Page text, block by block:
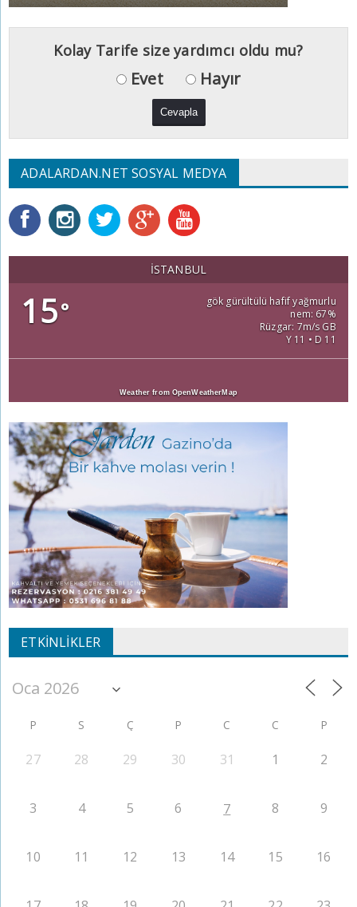
Kolay Tarife size yardımcı oldu mu?
Evet Hayır
ADALARDAN.NET SOSYAL MEDYA
İSTANBUL
15°
gök gürültülü hafif yağmurlu
nem: 67%
Rüzgar: 7m/s GB
Y 11 • D 11
Weather from OpenWeatherMap
ETKINLIKLER
P S Ç P C C P
27 28 29 30 31 1 2
3 4 5 6 7 8 9
10 11 12 13 14 15 16